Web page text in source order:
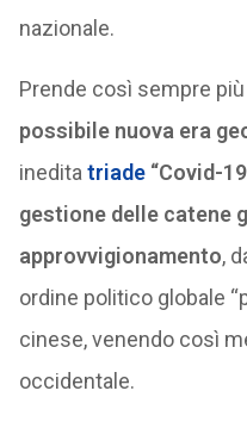
nazionale.
Prende così sempre
possibile nuova era
inedita triade“Covid-
gestione delle catene
approvvigionamento,
ordine politico globale
cinese, venendo così
occidentale.